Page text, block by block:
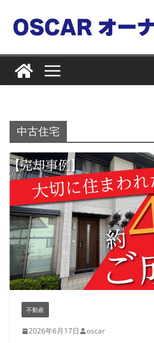
ン
中古住宅
不動産
2026年6月17日 oscar